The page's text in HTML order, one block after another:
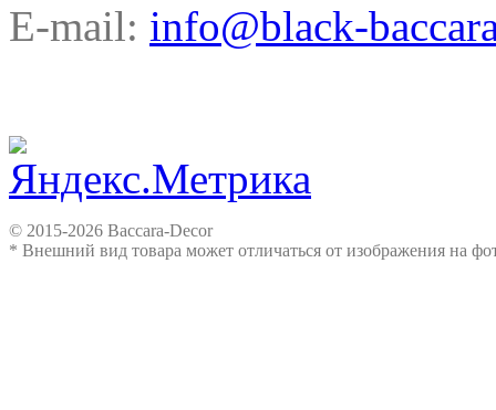
E-mail: info@black-
© 2015-2026 Baccara-Decor
* Внешний вид товара может отличаться от изображения на